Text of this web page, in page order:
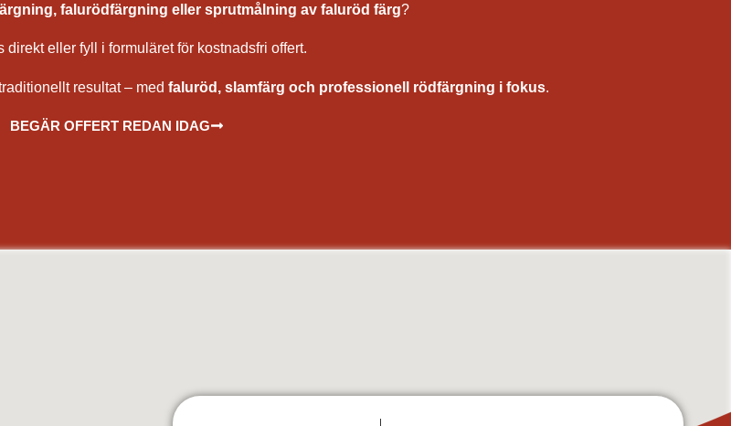
falurödfärgning eller sprutmålning av faluröd färg?
direkt eller fyll i formuläret för kostnadsfri offert.
resultat – med faluröd, slamfärg och professionell rödfärgning i fokus.
BEGÄR OFFERT REDAN IDAG